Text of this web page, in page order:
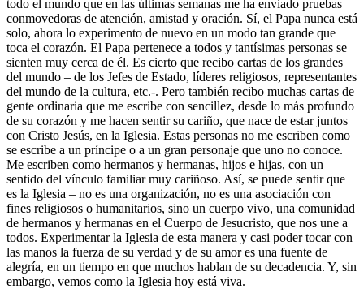
todo el mundo que en las últimas semanas me ha enviado pruebas
conmovedoras de atención, amistad y oración. Sí, el Papa nunca está
solo, ahora lo experimento de nuevo en un modo tan grande que
toca el corazón. El Papa pertenece a todos y tantísimas personas se
sienten muy cerca de él. Es cierto que recibo cartas de los grandes
del mundo – de los Jefes de Estado, líderes religiosos, representantes
del mundo de la cultura, etc.-. Pero también recibo muchas cartas de
gente ordinaria que me escribe con sencillez, desde lo más profundo
de su corazón y me hacen sentir su cariño, que nace de estar juntos
con Cristo Jesús, en la Iglesia. Estas personas no me escriben como
se escribe a un príncipe o a un gran personaje que uno no conoce.
Me escriben como hermanos y hermanas, hijos e hijas, con un
sentido del vínculo familiar muy cariñoso. Así, se puede sentir que
es la Iglesia – no es una organización, no es una asociación con
fines religiosos o humanitarios, sino un cuerpo vivo, una comunidad
de hermanos y hermanas en el Cuerpo de Jesucristo, que nos une a
todos. Experimentar la Iglesia de esta manera y casi poder tocar con
las manos la fuerza de su verdad y de su amor es una fuente de
alegría, en un tiempo en que muchos hablan de su decadencia. Y, sin
embargo, vemos como la Iglesia hoy está viva.